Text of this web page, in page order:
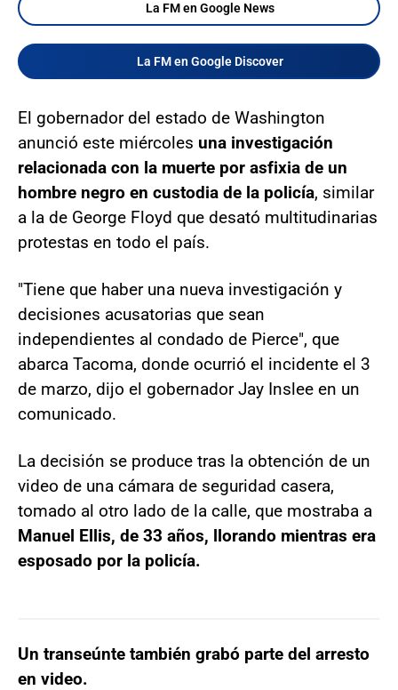
La FM en Google News
La FM en Google Discover
El gobernador del estado de Washington
anunció este miércoles una investigación
relacionada con la muerte por asfixia de un
hombre negro en custodia de la policía, similar
a la de George Floyd que desató multitudinarias
protestas en todo el país.
"Tiene que haber una nueva investigación y
decisiones acusatorias que sean
independientes al condado de Pierce", que
abarca Tacoma, donde ocurrió el incidente el 3
de marzo, dijo el gobernador Jay Inslee en un
comunicado.
La decisión se produce tras la obtención de un
video de una cámara de seguridad casera,
tomado al otro lado de la calle, que mostraba a
Manuel Ellis, de 33 años, llorando mientras era
esposado por la policía.
Un transeúnte también grabó parte del arresto
en video.